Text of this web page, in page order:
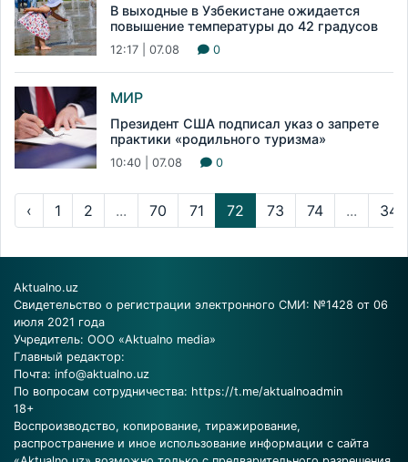
В выходные в Узбекистане ожидается
повышение температуры до 42 градусов
12:17 | 07.08 0
МИР
Президент США подписал указ о запрете
практики «родильного туризма»
10:40 | 07.08 0
‹ 1 2 ... 70 71 72 73 74 ... 346
Aktualno.uz
Свидетельство о регистрации электронного СМИ: №1428 от 06
июля 2021 года
Учредитель: ООО «Aktualno media»
Главный редактор:
Почта: info@aktualno.uz
По вопросам сотрудничества: https://t.me/aktualnoadmin
18+
Воспроизводство, копирование, тиражирование,
распространение и иное использование информации с сайта